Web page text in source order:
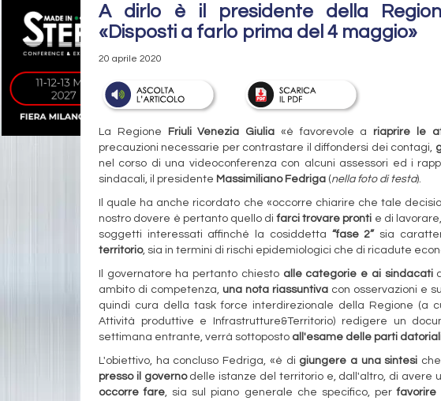
A dirlo è il presidente della
«Disposti a farlo prima del 4 maggio»
20 aprile 2020
La Regione Friuli Venezia Giulia «è favorevole a riaprire le
precauzioni necessarie per contrastare il diffondersi dei contagi,
nel corso di una videoconferenza con alcuni assessori ed i
sindacali, il presidente Massimiliano Fedriga (nella foto di testa).
Il quale ha anche ricordato che «occorre chiarire che tale
nostro dovere è pertanto quello difarci trovare pronti e di
soggetti interessati affinché la cosiddetta “fase 2” sia
territorio, sia in termini di rischi epidemiologici che di ricadute
Il governatore ha pertanto chiesto alle categorie e ai sindacati
ambito di competenza, una nota riassuntiva con osservazioni e
quindi cura della task force interdirezionale della Regione (a
Attività produttive e Infrastrutture&Territorio) redigere un
settimana entrante, verrà sottoposto all'esame delle parti
L'obiettivo, ha concluso Fedriga, «è di giungere a una sintesi
presso il governodelle istanze del territorio e, dall'altro, di avere
occorre fare, sia sul piano generale che specifico, perfavorire